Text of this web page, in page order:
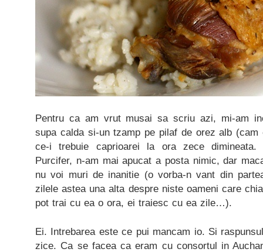
Pentru ca am vrut musai sa scriu azi, mi-am
supa calda si-un tzamp pe pilaf de orez alb
ce-i trebuie caprioarei la ora zece dimineata.
Purcifer, n-am mai apucat a posta nimic, dar
nu voi muri de inanitie (o vorba-n vant din
zilele astea una alta despre niste oameni care
pot trai cu ea o ora, ei traiesc cu ea zile…).
Ei. Intrebarea este ce pui mancam io. Si
zice. Ca se facea ca eram cu consortul in